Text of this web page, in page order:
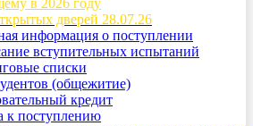
в 2026 году
дверей 28.07.26
информация о поступлении
вступительных испытаний
списки
(общежитие)
кредит
к поступлению